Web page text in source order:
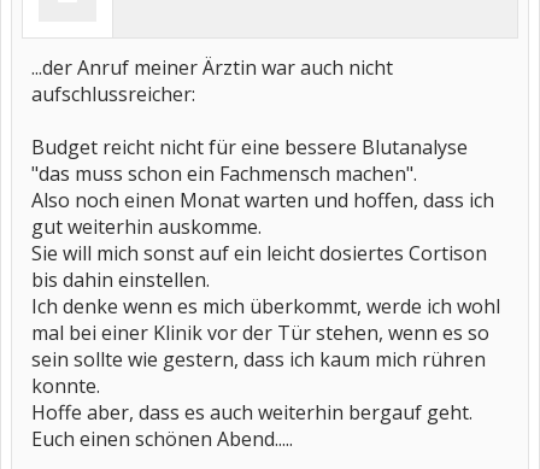
...der Anruf meiner Ärztin war auch nicht
aufschlussreicher:
Budget reicht nicht für eine bessere Blutanalyse
"das muss schon ein Fachmensch machen".
Also noch einen Monat warten und hoffen, dass ich
gut weiterhin auskomme.
Sie will mich sonst auf ein leicht dosiertes Cortison
bis dahin einstellen.
Ich denke wenn es mich überkommt, werde ich wohl
mal bei einer Klinik vor der Tür stehen, wenn es so
sein sollte wie gestern, dass ich kaum mich rühren
konnte.
Hoffe aber, dass es auch weiterhin bergauf geht.
Euch einen schönen Abend.....